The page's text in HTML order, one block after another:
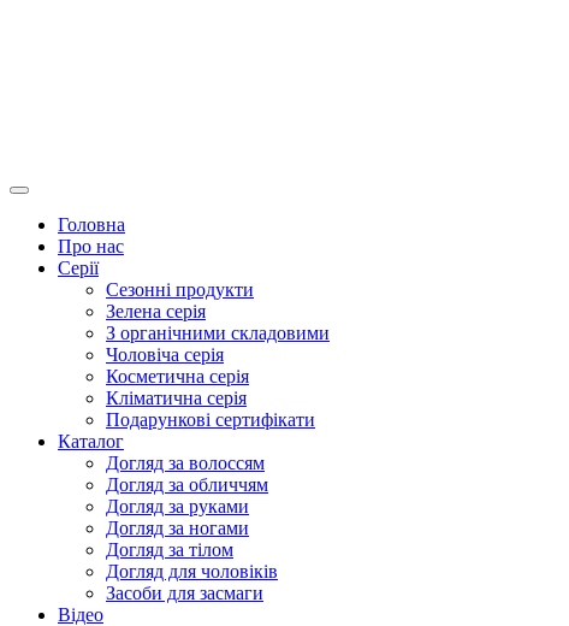
Головна
Про нас
Серії
Сезонні продукти
Зелена серія
З органічними складовими
Чоловіча серія
Косметична серія
Кліматична серія
Подарункові сертифікати
Каталог
Догляд за волоссям
Догляд за обличчям
Догляд за руками
Догляд за ногами
Догляд за тілом
Догляд для чоловіків
Засоби для засмаги
Відео